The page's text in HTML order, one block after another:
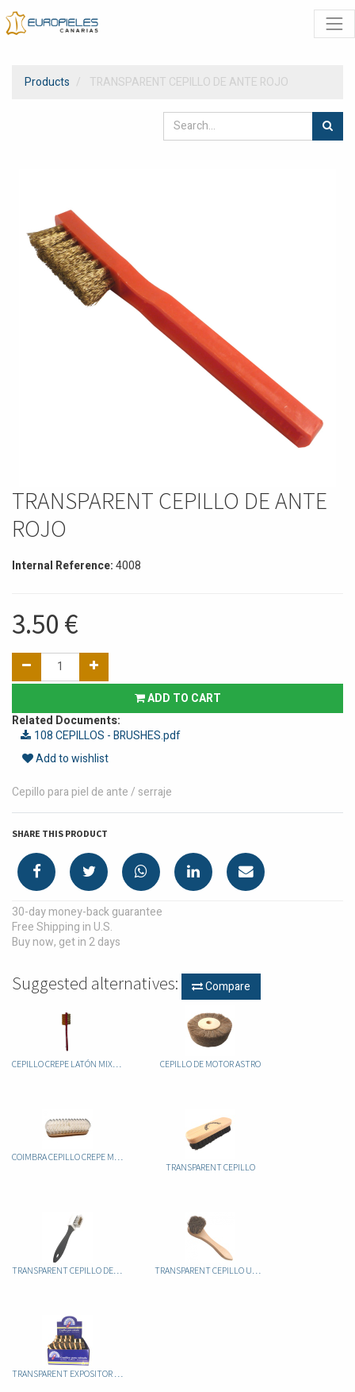
Products TRANSPARENT CEPILLO DE ANTE ROJO
TRANSPARENT CEPILLO DE ANTE
ROJO
Internal Reference:4008
3.50 €
ADD TO CART
Related Documents:
108 CEPILLOS - BRUSHES.pdf
Add to wishlist
Cepillo para piel de ante / serraje
SHARE THIS PRODUCT
30-day money-back guarantee
Free Shipping in U.S.
Buy now, get in 2 days
Suggested alternatives: Compare
CEPILLO DE MOTOR ASTRO
TRANSPARENT CEPILLO